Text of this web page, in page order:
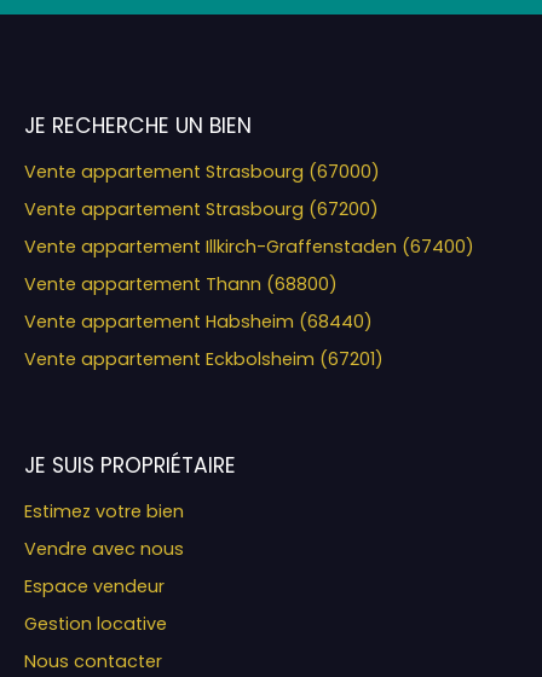
JE RECHERCHE UN BIEN
Vente appartement Strasbourg (67000)
Vente appartement Strasbourg (67200)
Vente appartement Illkirch-Graffenstaden (67400)
Vente appartement Thann (68800)
Vente appartement Habsheim (68440)
Vente appartement Eckbolsheim (67201)
JE SUIS PROPRIÉTAIRE
Estimez votre bien
Vendre avec nous
Espace vendeur
Gestion locative
Nous contacter